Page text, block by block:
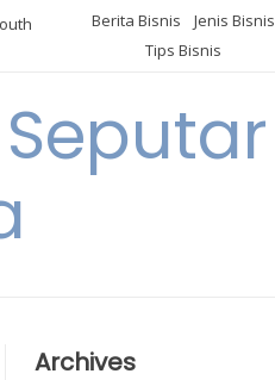
Berita Bisnis
Jenis Bisnis
Tips Bisnis
Archives